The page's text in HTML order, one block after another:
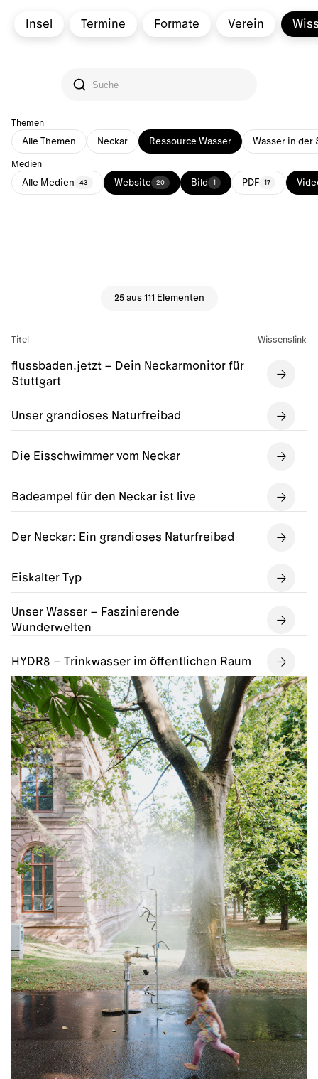
Insel Termine Formate Verein
Themen
Alle Themen Neckar Ressource Wasser Wasser in der
Medien
Alle Medien 43 Website 20 Bild 1 PDF 17
25 aus 111 Elementen
Titel Wissenslink
flussbaden.jetzt – Dein Neckarmonitor für
Stuttgart
Unser grandioses Naturfreibad
Die Eisschwimmer vom Neckar
Badeampel für den Neckar ist live
Der Neckar: Ein grandioses Naturfreibad
Eiskalter Typ
Unser Wasser – Faszinierende
Wunderwelten
HYDR8 – Trinkwasser im öffentlichen Raum